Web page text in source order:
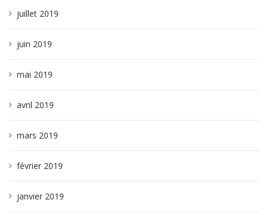
juillet 2019
juin 2019
mai 2019
avril 2019
mars 2019
février 2019
janvier 2019